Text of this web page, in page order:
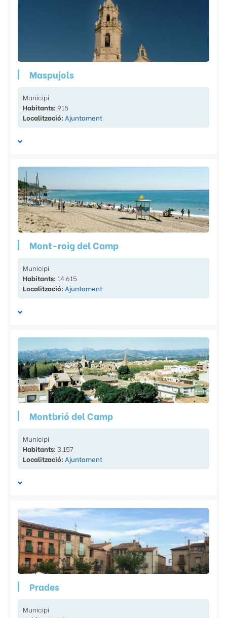
Maspujols
Municipi
Habitants: 915
Localització: Ajuntament
Mont-roig del Camp
Municipi
Habitants: 14.615
Localització: Ajuntament
Montbrió del Camp
Municipi
Habitants: 3.157
Localització: Ajuntament
Prades
Municipi